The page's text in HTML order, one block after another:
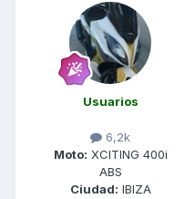
Usuarios
6,2k
Moto: XCITING 400i
ABS
Ciudad: IBIZA